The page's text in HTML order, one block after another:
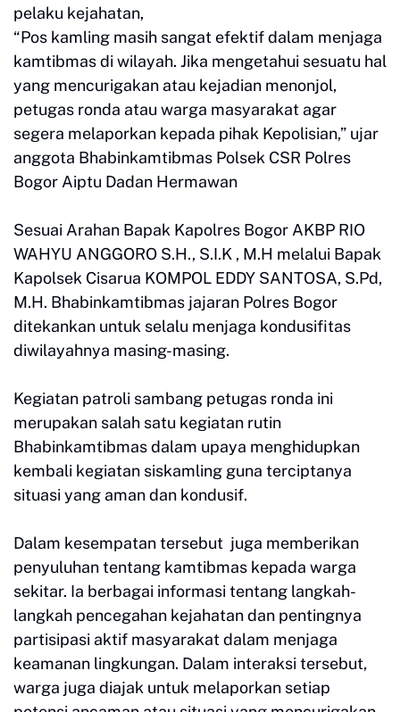
pelaku kejahatan,
“Pos kamling masih sangat efektif dalam menjaga
kamtibmas di wilayah. Jika mengetahui sesuatu hal
yang mencurigakan atau kejadian menonjol,
petugas ronda atau warga masyarakat agar
segera melaporkan kepada pihak Kepolisian,” ujar
anggota Bhabinkamtibmas Polsek CSR Polres
Bogor Aiptu Dadan Hermawan
Sesuai Arahan Bapak Kapolres Bogor AKBP RIO
WAHYU ANGGORO S.H., S.I.K , M.H melalui Bapak
Kapolsek Cisarua KOMPOL EDDY SANTOSA, S.Pd,
M.H. Bhabinkamtibmas jajaran Polres Bogor
ditekankan untuk selalu menjaga kondusifitas
diwilayahnya masing-masing.
Kegiatan patroli sambang petugas ronda ini
merupakan salah satu kegiatan rutin
Bhabinkamtibmas dalam upaya menghidupkan
kembali kegiatan siskamling guna terciptanya
situasi yang aman dan kondusif.
Dalam kesempatan tersebut juga memberikan
penyuluhan tentang kamtibmas kepada warga
sekitar. Ia berbagai informasi tentang langkah-
langkah pencegahan kejahatan dan pentingnya
partisipasi aktif masyarakat dalam menjaga
keamanan lingkungan. Dalam interaksi tersebut,
warga juga diajak untuk melaporkan setiap